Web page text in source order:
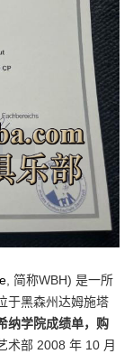
, 简称WBH) 是一所
于黑森州达姆施塔
纳学院成绩单，购
术部 2008 年 10 月